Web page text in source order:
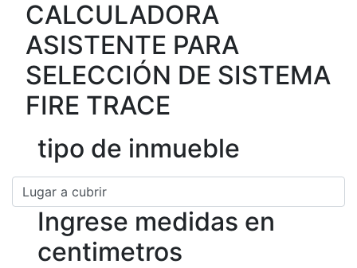
CALCULADORA
ASISTENTE PARA
SELECCIÓN DE SISTEMA
FIRE TRACE
tipo de inmueble
Ingrese medidas en
centimetros